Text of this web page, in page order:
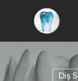
Aramak
ENTER'a
Diş